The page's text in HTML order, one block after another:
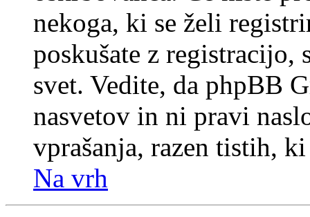
nekoga, ki se želi
poskušate z registracijo,
svet. Vedite, da phpBB
nasvetov in ni pravi
vprašanja, razen tistih,
Na vrh